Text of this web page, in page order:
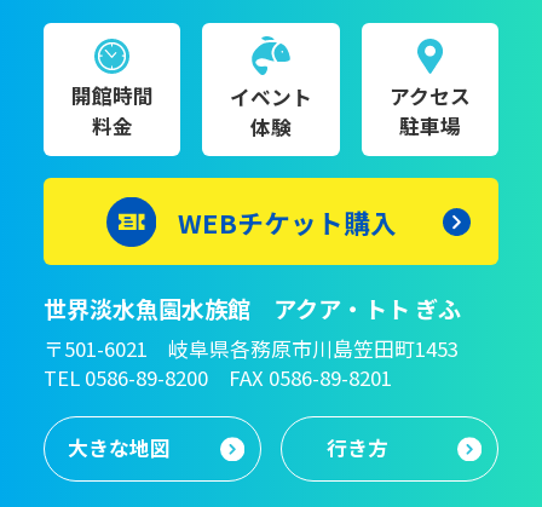
開館時間
料金
イベント
体験
アクセス
駐車場
WEBチケット購入
世界淡水魚園水族館 アクア・トト ぎふ
〒501-6021 岐阜県各務原市川島笠田町1453
TEL 0586-89-8200 FAX 0586-89-8201
大きな地図 行き方